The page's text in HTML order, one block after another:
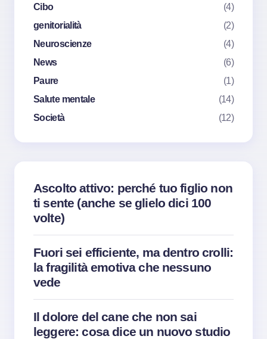
Cibo
(4)
genitorialità
(2)
Neuroscienze
(4)
News
(6)
Paure
(1)
Salute mentale
(14)
Società
(12)
Ascolto attivo: perché tuo figlio non
ti sente (anche se glielo dici 100
volte)
Fuori sei efficiente, ma dentro crolli:
la fragilità emotiva che nessuno
vede
Il dolore del cane che non sai
leggere: cosa dice un nuovo studio